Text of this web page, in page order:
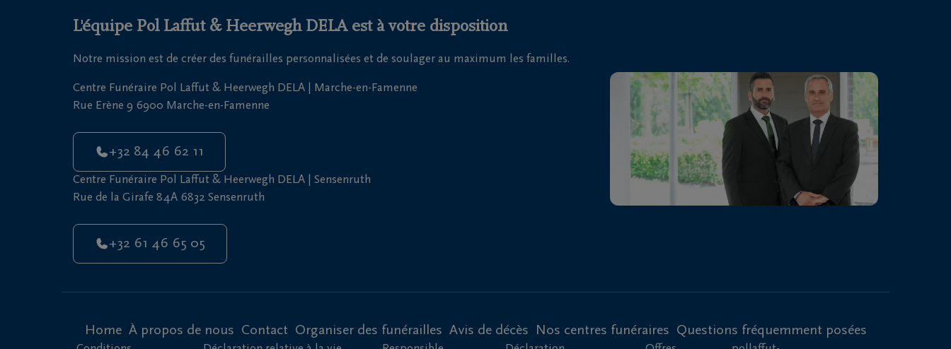
L'équipe Pol Laffut & Heerwegh DELA est à votre disposition
Notre mission est de créer des funérailles personnalisées et de soulager au maximum les familles.
Centre Funéraire Pol Laffut & Heerwegh DELA | Marche-en-Famenne
Rue Erène 9 6900 Marche-en-Famenne
+32 84 46 62 11
Centre Funéraire Pol Laffut & Heerwegh DELA | Sensenruth
Rue de la Girafe 84A 6832 Sensenruth
+32 61 46 65 05
Home À propos de nous Contact Organiser des funérailles Avis de décès Nos centres funéraires Questions fréquemment posées